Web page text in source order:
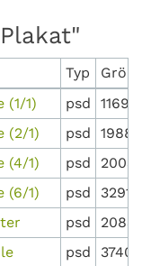
Typ
(1/1)
psd
11691
(2/1)
psd
(4/1)
psd
2003
(6/1)
psd
3291
psd
psd